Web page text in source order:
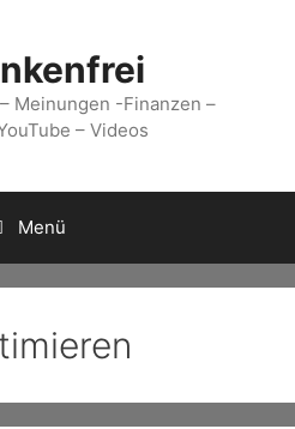
Meinungen -Finanzen –
– Videos
Menü